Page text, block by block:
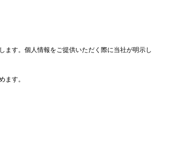
ます。個人情報をご提供いただく際に当社が明示し
ます。